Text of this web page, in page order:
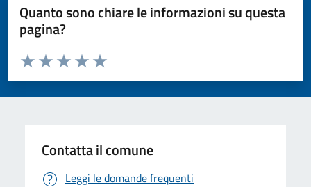
Quanto sono chiare le informazioni su questa
pagina?
Valuta da 1 a 5 stelle la pagina
Valuta 5 stelle su 5
Valuta 4 stelle su 5
Valuta 3 stelle su 5
Valuta 2 stelle su 5
Valuta 1 stelle su 5
Contatta il comune
Leggi le domande frequenti